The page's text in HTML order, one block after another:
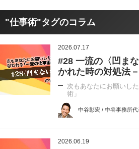
"仕事術"タグのコラム
2026.07.17
#28 一流の〈凹ま
かれた時の対処法－
次もあなたにお願いし
術」
中谷彰宏 / 中谷事務所代
2026.06.19